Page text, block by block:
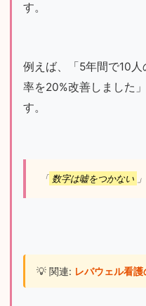
す。
例えば、「5年間で10
率を20%改善しました
す。
「 数字は嘘をつかない 」
💡 関連: レバウェル看